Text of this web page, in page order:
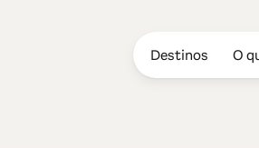
Destinos O